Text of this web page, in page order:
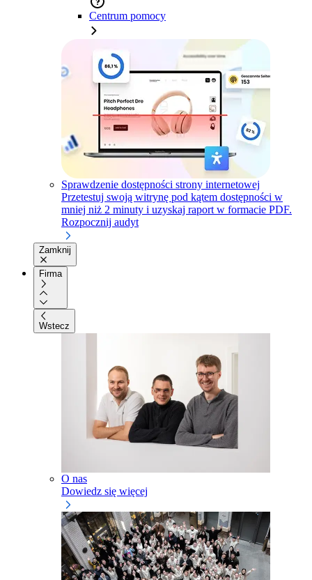
Centrum pomocy
Sprawdzenie dostępności strony internetowej
Przetestuj swoją witrynę pod kątem dostępności w
mniej niż 2 minuty i uzyskaj raport w formacie PDF.
Rozpocznij audyt
Zamknij
Firma
Wstecz
O nas
Dowiedz się więcej